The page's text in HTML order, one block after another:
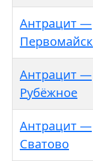
Антрацит —
Первомайск
Антрацит —
Рубёжное
Антрацит —
Сватово